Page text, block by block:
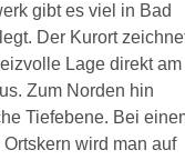
gibt es viel in Bad
Der Kurort
Lage direkt am
Zum Norden hin
Tiefebene. Bei
wird man auf